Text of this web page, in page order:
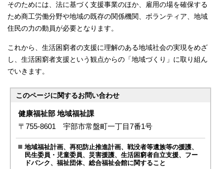
そのためには、法に基づく支援事業のほか、雇用の場を確保する
ため商工労働分野や地域の既存の関係機関、ボランティア、地域
住民の力の動員が必要となります。
これから、生活困窮者の支援に理解のある地域社会の実現をめざ
し、生活困窮者支援という観点からの「地域づくり」に取り組ん
でいきます。
このページに関するお問い合わせ
健康福祉部 地域福祉課
〒755-8601 宇部市常盤町一丁目7番1号
地域福祉計画、再犯防止推進計画、戦没者等遺族等の援護、
民生委員・児童委員、災害援護、生活困窮者自立支援、フー
ドバンク、福祉団体、総合福祉会館に関すること